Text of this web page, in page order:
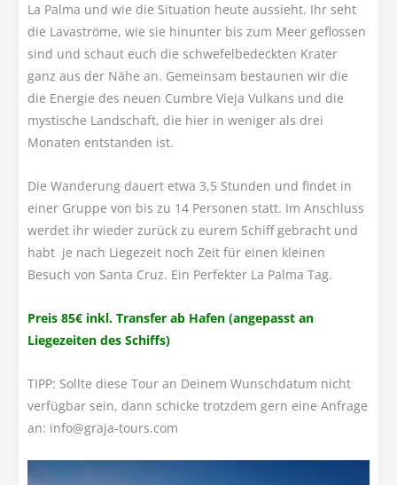
La Palma und wie die Situation heute aussieht. Ihr seht
die Lavaströme, wie sie hinunter bis zum Meer geflossen
sind und schaut euch die schwefelbedeckten Krater
ganz aus der Nähe an. Gemeinsam bestaunen wir die
die Energie des neuen Cumbre Vieja Vulkans und die
mystische Landschaft, die hier in weniger als drei
Monaten entstanden ist.
Die Wanderung dauert etwa 3,5 Stunden und findet in
einer Gruppe von bis zu 14 Personen statt. Im Anschluss
werdet ihr wieder zurück zu eurem Schiff gebracht und
habt je nach Liegezeit noch Zeit für einen kleinen
Besuch von Santa Cruz. Ein Perfekter La Palma Tag.
Preis 85€ inkl. Transfer ab Hafen (angepasst an
Liegezeiten des Schiffs)
TIPP: Sollte diese Tour an Deinem Wunschdatum nicht
verfügbar sein, dann schicke trotzdem gern eine Anfrage
an:
moc.sruot-ajarg
@ofni